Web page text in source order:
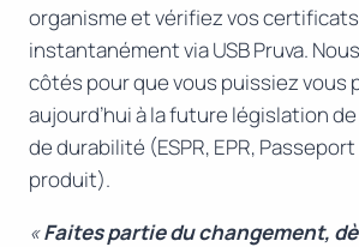
organisme et vérifiez vos
instantanément via USB Pruva.
côtés pour que vous puissiez vous
aujourd’hui à la future législation de
de durabilité (ESPR, EPR,
produit).
«Faites partie du changement,